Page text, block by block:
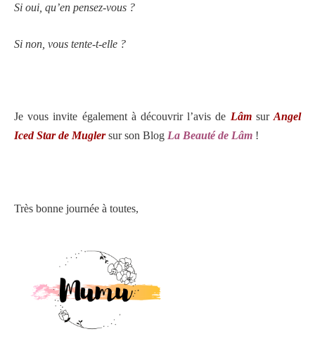
Si oui, qu’en pensez-vous ?
Si non, vous tente-t-elle ?
Je vous invite également à découvrir l’avis de LâmsurAngel
Iced Star de Muglersur son Blog La Beauté de Lâm !
Très bonne journée à toutes,